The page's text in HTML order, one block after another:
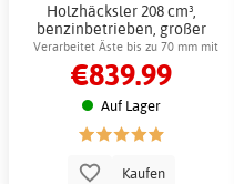
Holzhäcksler 208 cm³,
benzinbetrieben, großer
Holzhäcksler, Gartenhäcksler
Verarbeitet Äste bis zu 70 mm mit
Messerschleifer
€839.99
Auf Lager
Kaufen